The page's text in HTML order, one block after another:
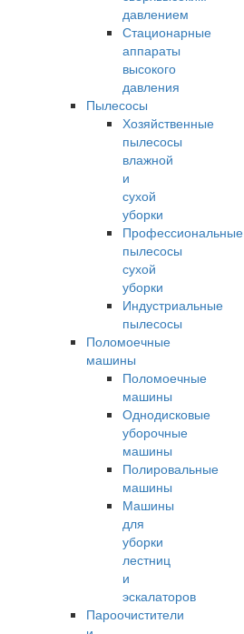
давлением
Стационарные
аппараты
высокого
давления
Пылесосы
Хозяйственные
пылесосы
влажной
и
сухой
уборки
Профессиональные
пылесосы
сухой
уборки
Индустриальные
пылесосы
Поломоечные
машины
Поломоечные
машины
Однодисковые
уборочные
машины
Полировальные
машины
Машины
для
уборки
лестниц
и
эскалаторов
Пароочистители